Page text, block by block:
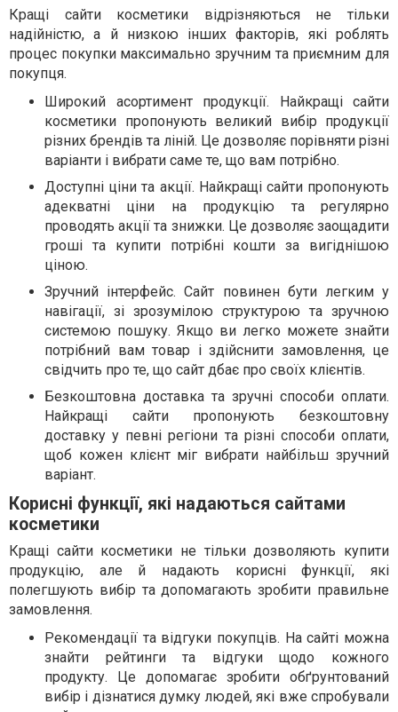
Кращі сайти косметики відрізняються не тільки
надійністю, а й низкою інших факторів, які роблять
процес покупки максимально зручним та приємним для
покупця.
Широкий асортимент продукції. Найкращі сайти
косметики пропонують великий вибір продукції
різних брендів та ліній. Це дозволяє порівняти різні
варіанти і вибрати саме те, що вам потрібно.
Доступні ціни та акції. Найкращі сайти пропонують
адекватні ціни на продукцію та регулярно
проводять акції та знижки. Це дозволяє заощадити
гроші та купити потрібні кошти за вигіднішою
ціною.
Зручний інтерфейс. Сайт повинен бути легким у
навігації, зі зрозумілою структурою та зручною
системою пошуку. Якщо ви легко можете знайти
потрібний вам товар і здійснити замовлення, це
свідчить про те, що сайт дбає про своїх клієнтів.
Безкоштовна доставка та зручні способи оплати.
Найкращі сайти пропонують безкоштовну
доставку у певні регіони та різні способи оплати,
щоб кожен клієнт міг вибрати найбільш зручний
варіант.
Корисні функції, які надаються сайтами
косметики
Кращі сайти косметики не тільки дозволяють купити
продукцію, але й надають корисні функції, які
полегшують вибір та допомагають зробити правильне
замовлення.
Рекомендації та відгуки покупців. На сайті можна
знайти рейтинги та відгуки щодо кожного
продукту. Це допомагає зробити обґрунтований
вибір і дізнатися думку людей, які вже спробували